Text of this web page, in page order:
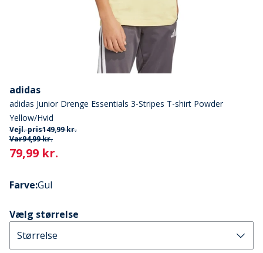
adidas
adidas Junior Drenge Essentials 3-Stripes T-shirt Powder
Yellow/Hvid
Vejl. pris149,99 kr.
Var94,99 kr.
Current
79,99 kr.
Farve:Gul
Vælg størrelse